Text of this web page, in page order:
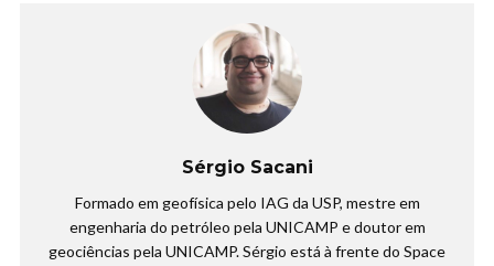
Sérgio Sacani
Formado em geofísica pelo IAG da USP, mestre em
engenharia do petróleo pela UNICAMP e doutor em
geociências pela UNICAMP. Sérgio está à frente do Space